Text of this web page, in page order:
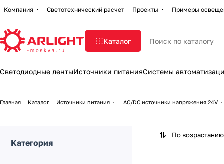
Компания Светотехнический расчет Проекты Примеры
Каталог
Светодиодные лентыИсточники питанияСистемы
Главная Каталог Источники питания AC/DC источники напряжения 24V
По
Категория